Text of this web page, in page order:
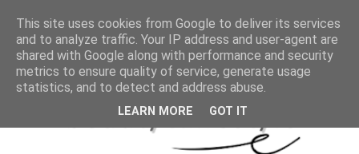
This site uses cookies from Google to deliver its services
and to analyze traffic. Your IP address and user-agent are
shared with Google along with performance and security
metrics to ensure quality of service, generate usage
statistics, and to detect and address abuse.
LEARN MORE GOT IT